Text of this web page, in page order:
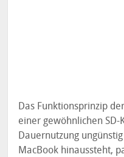
Das Funktionsprinzip
einer gewöhnlichen
Dauernutzung
MacBook hinaussteht,